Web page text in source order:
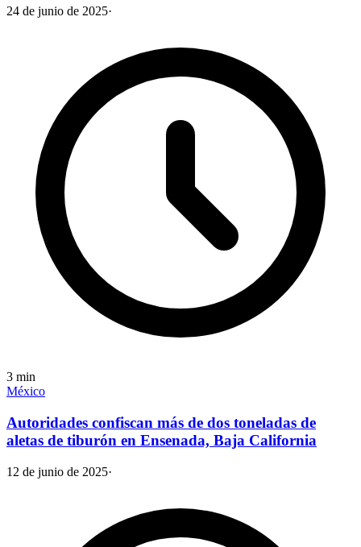
24 de junio de 2025·
3 min
México
Autoridades confiscan más de dos toneladas de
aletas de tiburón en Ensenada, Baja California
12 de junio de 2025·